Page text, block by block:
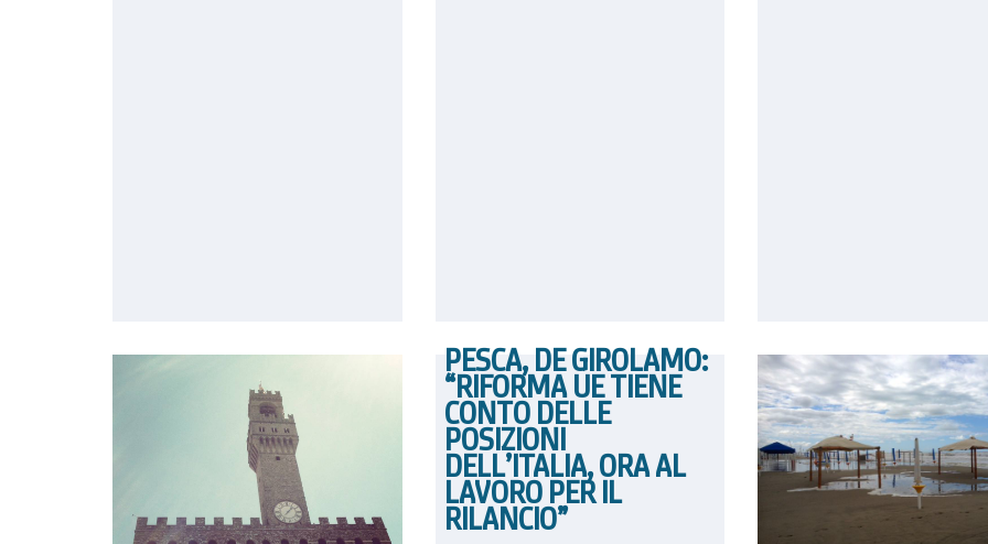
PESCA, DE GIROLAMO:
“RIFORMA UE TIENE
CONTO DELLE
POSIZIONI
DELL’ITALIA, ORA AL
LAVORO PER IL
RILANCIO”